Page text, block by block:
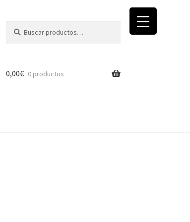
por:
0,00€ 0 productos